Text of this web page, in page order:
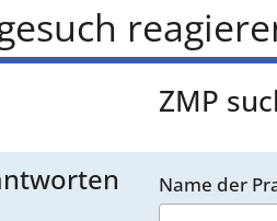
ZMP
Name der